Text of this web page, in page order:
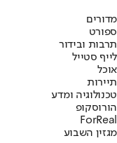
מדורים
ספורט
תרבות ובידור
לייף סטייל
אוכל
תיירות
טכנולוגיה ומדע
הורוסקופ
ForReal
מגזין השבוע